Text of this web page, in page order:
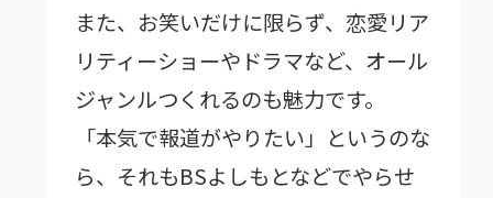
また、お笑いだけに限らず、恋愛リア
リティーショーやドラマなど、オール
ジャンルつくれるのも魅力です。
「本気で報道がやりたい」というのな
ら、それもBSよしもとなどでやらせ